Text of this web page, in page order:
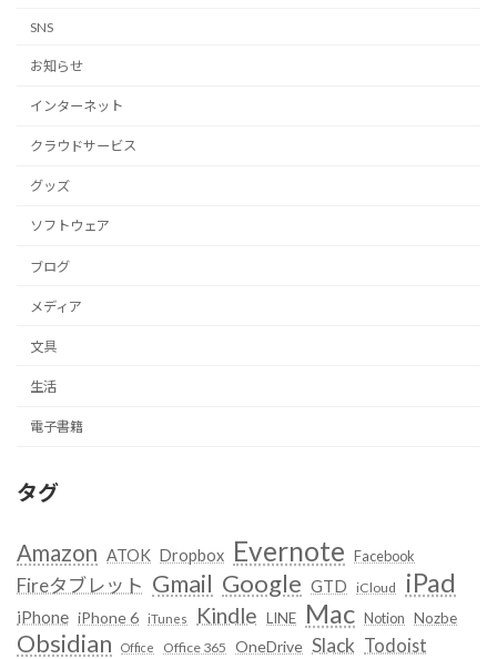
SNS
お知らせ
インターネット
クラウドサービス
グッズ
ソフトウェア
ブログ
メディア
文具
生活
電子書籍
タグ
Amazon ATOK Dropbox Evernote Facebook
Fireタブレット Gmail Google GTD iCloud iPad
iPhone iPhone 6 iTunes Kindle LINE Mac Notion Nozbe
Obsidian Office Office 365 OneDrive Slack Todoist